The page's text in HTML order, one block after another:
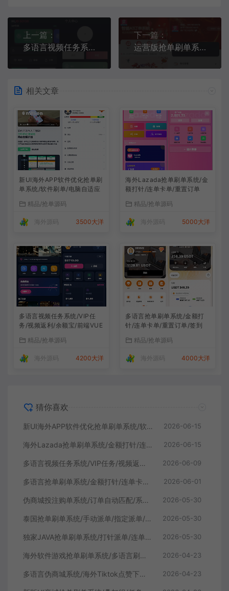
上一篇：
多语言视频任务系统/电影VIP任务/视频返利/前端uniapp
下一篇：
运营版抢单刷单系统/打针/做单/会员跟踪/信誉分
相关文章
新UI海外APP软件优化抢单刷
单系统/软件刷单/电脑自适应
精品/抢单源码
海外源码 3500大洋
海外Lazada抢单刷单系统/金
额打针/连单卡单/重置订单
精品/抢单源码
海外源码 5000大洋
多语言视频任务系统/VIP任
务/视频返利/余额宝/前端VUE
精品/抢单源码
海外源码 4200大洋
多语言抢单刷单系统/金额打
针/连单卡单/重置订单/签到
精品/抢单源码
海外源码 4000大洋
猜你喜欢
新UI海外APP软件优化抢单刷单系统/软件刷单/电脑自适应 2026-06-15
海外Lazada抢单刷单系统/金额打针/连单卡单/重置订单 2026-06-15
多语言视频任务系统/VIP任务/视频返利/余额宝/前端VUE 2026-06-09
多语言抢单刷单系统/金额打针/连单卡单/重置订单/签到 2026-06-01
伪商城投注购单系统/订单自动匹配/系统彩预设/代理后台 2026-05-30
泰国抢单刷单系统/手动派单/指定派单/信用分 2026-05-30
独家JAVA抢单刷单系统/打针派单/连单/重置订单/信用分 2026-05-30
海外软件游戏抢单刷单系统/多语言刷单/卡单连单 2026-04-23
多语言伪商城系统/海外Tiktok点赞下注/竞猜下注/开奖预设 2026-04-23